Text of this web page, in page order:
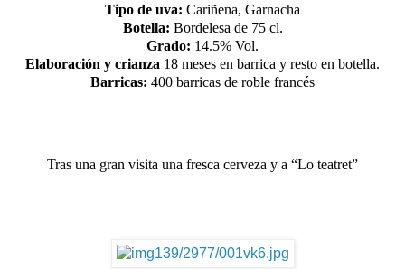
Tipo de uva: Cariñena, Garnacha
Botella: Bordelesa de 75 cl.
Grado: 14.5% Vol.
Elaboración y crianza 18 meses en barrica y resto en botella.
Barricas: 400 barricas de roble francés
Tras una gran visita una fresca cerveza y a “Lo teatret”